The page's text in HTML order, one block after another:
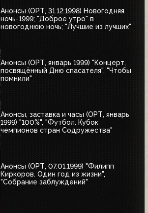
Анонсы (ОРТ, 31.12.1998) Новогодняя
ночь-1999; "Доброе утро" в
новогоднюю ночь; "Лучшие из лучших"
Анонсы (ОРТ, январь 1999) "Концерт,
посвящённый Дню спасателя", "Чтобы
помнили"
Анонсы, заставка и часы (ОРТ, январь
1999) "100%", "Футбол. Кубок
чемпионов стран Содружества"
Анонсы (ОРТ, 07.01.1999) "Филипп
Киркоров. Один год из жизни",
"Собрание заблуждений"